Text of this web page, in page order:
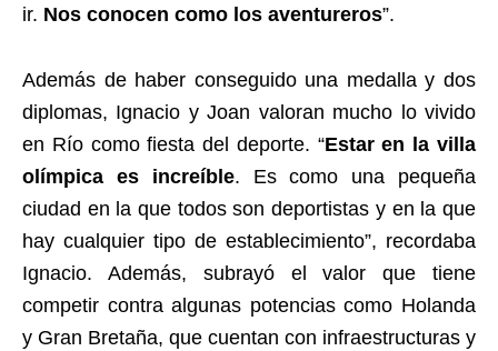
ir. Nos conocen como los aventureros”.
Además de haber conseguido una medalla y dos
diplomas, Ignacio y Joan valoran mucho lo vivido
en Río como fiesta del deporte. “Estar en la villa
olímpica es increíble. Es como una pequeña
ciudad en la que todos son deportistas y en la que
hay cualquier tipo de establecimiento”, recordaba
Ignacio. Además, subrayó el valor que tiene
competir contra algunas potencias como Holanda
y Gran Bretaña, que cuentan con infraestructuras y